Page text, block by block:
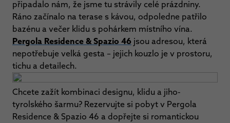
připadalo nám, že jsme tu strávily celé prázdniny.
Ráno začínalo na terase s kávou, odpoledne patřilo
bazénu a večer klidu s pohárkem místního vína.
Pergola Residence & Spazio 46 jsou adresou, která
nepotřebuje velká gesta – jejich kouzlo je v prostoru,
tichu a detailech.
Chcete zažít kombinaci designu, klidu a jiho-
tyrolského šarmu? Rezervujte si pobyt v Pergola
Residence & Spazio 46 a dopřejte si romantickou